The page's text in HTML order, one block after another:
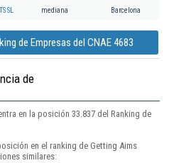
SL mediana Barcelona
de Empresas del CNAE 4683
de
en la posición 33.837 del Ranking de
en el ranking de Getting Aims
similares: